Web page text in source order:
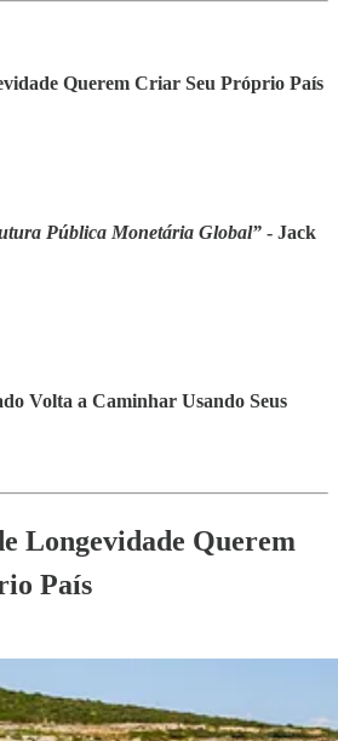
Querem Criar Seu Próprio País
Pública Monetária Global” - Jack
Volta a Caminhar Usando Seus
Longevidade Querem
País